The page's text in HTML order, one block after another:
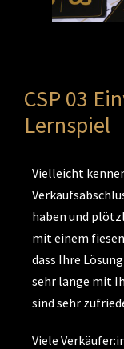
CSP 03
Lernspiel
Vielleicht
haben und
mit einem
dass Ihre
sehr lange mit
sind sehr
Viele